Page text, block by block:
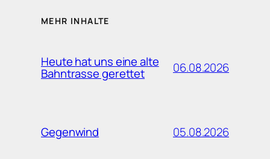
MEHR INHALTE
Heute hat uns eine alte
Bahntrasse gerettet 06.08.2026
Gegenwind 05.08.2026